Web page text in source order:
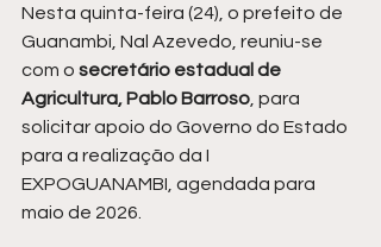
Nesta quinta-feira (24), o prefeito de
Guanambi, Nal Azevedo, reuniu-se
com o secretário estadual de
Agricultura, Pablo Barroso , para
solicitar apoio do Governo do Estado
para a realização da I
EXPOGUANAMBI, agendada para
maio de 2026.